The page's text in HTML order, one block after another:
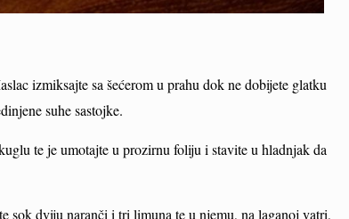
izmiksajte sa šećerom u prahu dok ne dobijete glatku
suhe sastojke.
te je umotajte u prozirnu foliju i stavite u hladnjak da
sok dviju naranči i tri limuna te u njemu, na laganoj vatri,